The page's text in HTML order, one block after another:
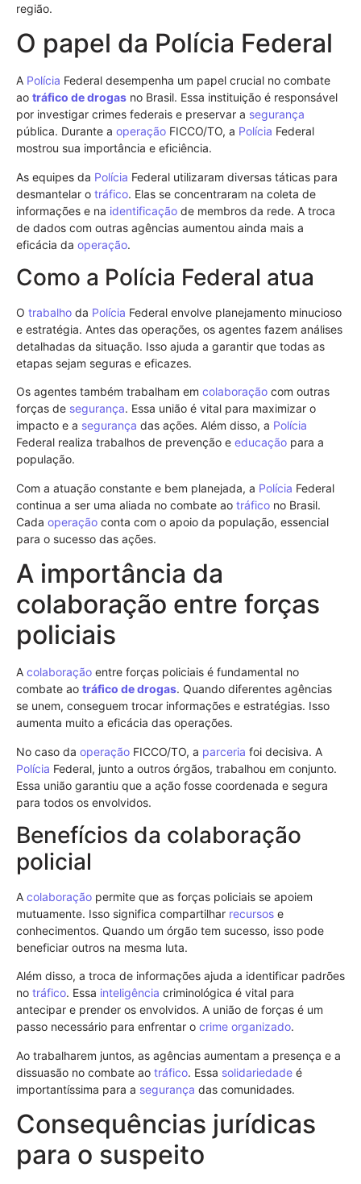
região.
O papel da Polícia Federal
A Polícia Federal desempenha um papel crucial no combate
ao tráfico de drogas no Brasil. Essa instituição é responsável
por investigar crimes federais e preservar a segurança
pública. Durante a operação FICCO/TO, a Polícia Federal
mostrou sua importância e eficiência.
As equipes da Polícia Federal utilizaram diversas táticas para
desmantelar o tráfico. Elas se concentraram na coleta de
informações e na identificação de membros da rede. A troca
de dados com outras agências aumentou ainda mais a
eficácia da operação.
Como a Polícia Federal atua
O trabalho da Polícia Federal envolve planejamento minucioso
e estratégia. Antes das operações, os agentes fazem análises
detalhadas da situação. Isso ajuda a garantir que todas as
etapas sejam seguras e eficazes.
Os agentes também trabalham em colaboração com outras
forças de segurança. Essa união é vital para maximizar o
impacto e a segurança das ações. Além disso, a Polícia
Federal realiza trabalhos de prevenção e educação para a
população.
Com a atuação constante e bem planejada, a Polícia Federal
continua a ser uma aliada no combate ao tráfico no Brasil.
Cada operação conta com o apoio da população, essencial
para o sucesso das ações.
A importância da
colaboração entre forças
policiais
A colaboração entre forças policiais é fundamental no
combate ao tráfico de drogas. Quando diferentes agências
se unem, conseguem trocar informações e estratégias. Isso
aumenta muito a eficácia das operações.
No caso da operação FICCO/TO, a parceria foi decisiva. A
Polícia Federal, junto a outros órgãos, trabalhou em conjunto.
Essa união garantiu que a ação fosse coordenada e segura
para todos os envolvidos.
Benefícios da colaboração
policial
A colaboração permite que as forças policiais se apoiem
mutuamente. Isso significa compartilhar recursos e
conhecimentos. Quando um órgão tem sucesso, isso pode
beneficiar outros na mesma luta.
Além disso, a troca de informações ajuda a identificar padrões
no tráfico. Essa inteligência criminológica é vital para
antecipar e prender os envolvidos. A união de forças é um
passo necessário para enfrentar o crime organizado.
Ao trabalharem juntos, as agências aumentam a presença e a
dissuasão no combate ao tráfico. Essa solidariedade é
importantíssima para a segurança das comunidades.
Consequências jurídicas
para o suspeito